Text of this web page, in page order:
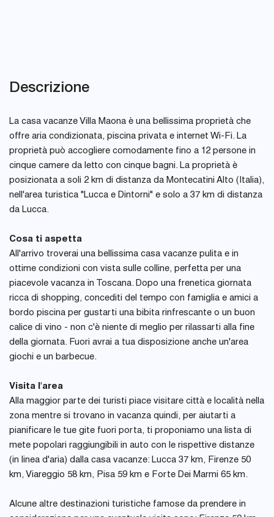
Descrizione
La casa vacanze Villa Maona è una bellissima proprietà che
offre aria condizionata, piscina privata e internet Wi-Fi. La
proprietà può accogliere comodamente fino a 12 persone in
cinque camere da letto con cinque bagni. La proprietà è
posizionata a soli 2 km di distanza da Montecatini Alto (Italia),
nell'area turistica "Lucca e Dintorni" e solo a 37 km di distanza
da Lucca.
Cosa ti aspetta
All'arrivo troverai una bellissima casa vacanze pulita e in
ottime condizioni con vista sulle colline, perfetta per una
piacevole vacanza in Toscana. Dopo una frenetica giornata
ricca di shopping, concediti del tempo con famiglia e amici a
bordo piscina per gustarti una bibita rinfrescante o un buon
calice di vino - non c'è niente di meglio per rilassarti alla fine
della giornata. Fuori avrai a tua disposizione anche un'area
giochi e un barbecue.
Visita l'area
Alla maggior parte dei turisti piace visitare città e località nella
zona mentre si trovano in vacanza quindi, per aiutarti a
pianificare le tue gite fuori porta, ti proponiamo una lista di
mete popolari raggiungibili in auto con le rispettive distanze
(in linea d'aria) dalla casa vacanze: Lucca 37 km, Firenze 50
km, Viareggio 58 km, Pisa 59 km e Forte Dei Marmi 65 km.
Alcune altre destinazioni turistiche famose da prendere in